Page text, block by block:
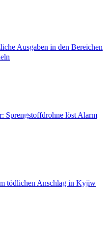
Ausgaben in den Bereichen
Sprengstoffdrohne löst Alarm
tödlichen Anschlag in Kyjiw